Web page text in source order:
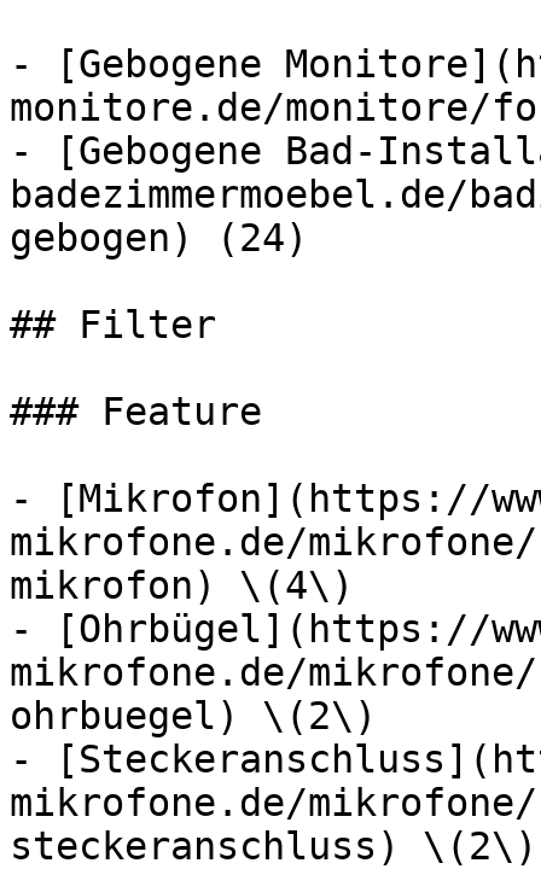
- [Gebogene
monitore.de/monitore/
- [Gebogene Bad-
badezimmermoebel.de/
gebogen) (24)
## Filter
### Feature
- [Mikrofon](https://
mikrofone.de/
mikrofon) \(4\)
- [Ohrbügel](https://
mikrofone.de/
ohrbuegel) \(2\)
-
mikrofone.de/
steckeranschluss) \(2\)